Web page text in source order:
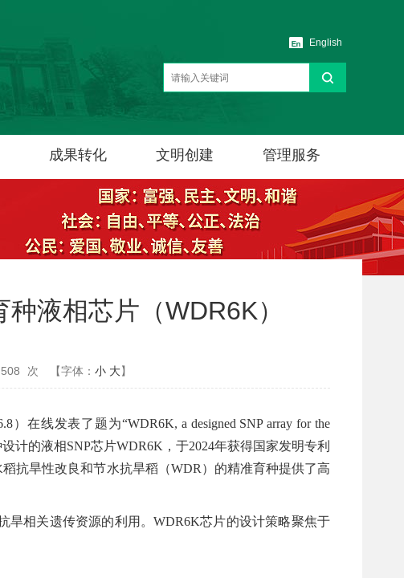
English
成果转化 文明创建 管理服务
液相芯片（WDR6K）
508 次 【字体： 小 大】
）在线发表了题为“WDR6K, a designed SNP array for the
计的液相SNP芯片WDR6K，于2024年获得国家发明专利
抗旱性改良和节水抗旱稻（WDR）的精准育种提供了高
旱相关遗传资源的利用。WDR6K芯片的设计策略聚焦于